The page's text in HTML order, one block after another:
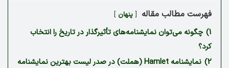
فهرست مطالب مقاله پنهان
1) چگونه می‌توان نمایشنامه‌های تأثیرگذار در تاریخ را انتخاب
کرد؟
2)
نمایشنامه Hamlet (هملت) در صدر لیست بهترین نمایشنامه